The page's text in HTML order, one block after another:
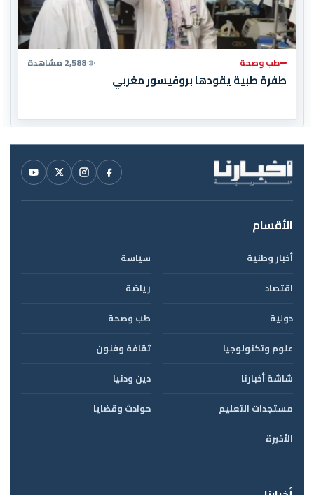
طب وصحة 2,588 مشاهدة
طفرة طبية يقودها بروفيسور مغربي
الأقسام
أخبار وطنية
سياسة
اقتصاد
رياضة
دولية
طب وصحة
علوم وتكنولوجيا
ثقافة وفنون
شاشة أخبارنا
دين ودنيا
مستجدات التعليم
حوادث وقضايا
الأخيرة